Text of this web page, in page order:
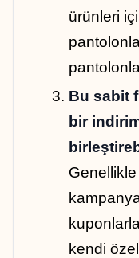
ürünleri
Bu sabit
bir
kendi